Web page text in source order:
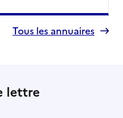
Tous les annuaires
lettre